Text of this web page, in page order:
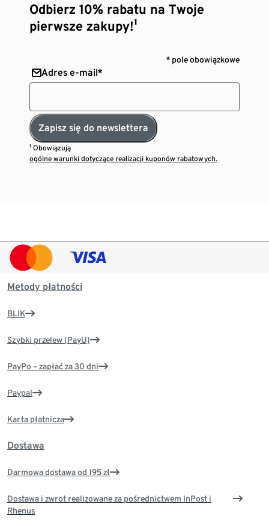
Odbierz 10% rabatu na Twoje
pierwsze zakupy!¹
* pole obowiązkowe
Adres e-mail*
Zapisz się do newslettera
¹ Obowiązują
ogólne warunki dotyczące realizacji kuponów rabatowych.
Metody płatności
BLIK
Szybki przelew (PayU)
PayPo – zapłać za 30 dni
Paypal
Karta płatnicza
Dostawa
Darmowa dostawa od 195 zł
Dostawa i zwrot realizowane za pośrednictwem InPost i
Rhenus